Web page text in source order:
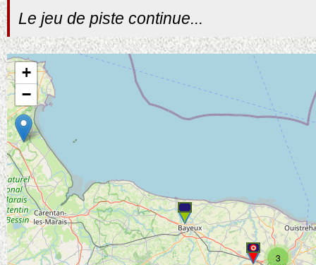
Le jeu de piste continue...
3
+
−